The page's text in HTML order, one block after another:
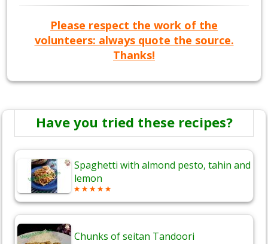
Please respect the work of the
volunteers: always quote the source.
Thanks!
Have you tried these recipes?
Spaghetti with almond pesto, tahin and
lemon
Chunks of seitan Tandoori